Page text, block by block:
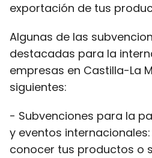
exportación de tus
Algunas de las
destacadas para la
empresas en Castilla-La
siguientes:
- Subvenciones para la
y eventos
conocer tus productos o